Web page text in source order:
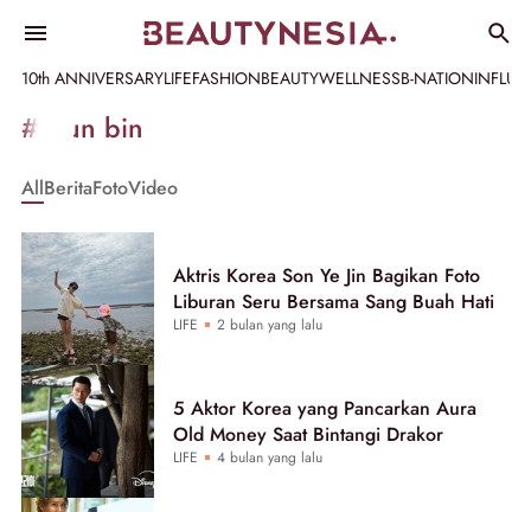
10th ANNIVERSARYLIFEFASHIONBEAUTYWELLNESSB-NATION
Informasi
[GET_DATA_TITLE]
Beautynesia
#hyun bin
AllBeritaFotoVideo
Aktris Korea Son Ye Jin Bagikan Foto
Liburan Seru Bersama Sang Buah Hati
LIFE 2 bulan yang lalu
5 Aktor Korea yang Pancarkan Aura
Old Money Saat Bintangi Drakor
LIFE 4 bulan yang lalu